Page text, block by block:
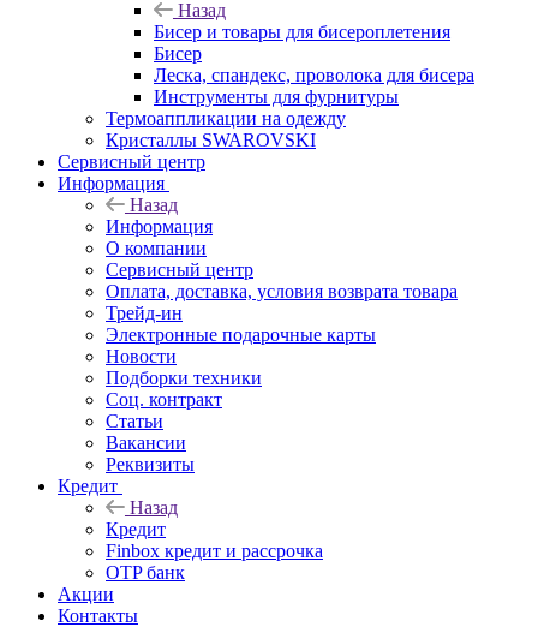
Назад
Бисер и товары для бисероплетения
Бисер
Леска, спандекс, проволока для бисера
Инструменты для фурнитуры
Термоаппликации на одежду
Кристаллы SWAROVSKI
Сервисный центр
Информация
Назад
Информация
О компании
Сервисный центр
Оплата, доставка, условия возврата товара
Трейд-ин
Электронные подарочные карты
Новости
Подборки техники
Соц. контракт
Статьи
Вакансии
Реквизиты
Кредит
Назад
Кредит
Finbox кредит и рассрочка
OTP банк
Акции
Контакты